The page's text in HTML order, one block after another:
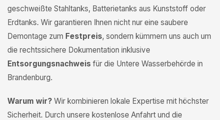
geschweißte Stahltanks, Batterietanks aus Kunststoff oder
Erdtanks. Wir garantieren Ihnen nicht nur eine saubere
Demontage zum Festpreis, sondern kümmern uns auch um
die rechtssichere Dokumentation inklusive
Entsorgungsnachweis für die Untere Wasserbehörde in
Brandenburg.
Warum wir? Wir kombinieren lokale Expertise mit höchster
Sicherheit. Durch unsere kostenlose Anfahrt und die